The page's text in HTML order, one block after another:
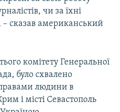
чи за їхні
– сказав американський
комітету Генеральної
було схвалено
людини в
і місті Севастополь